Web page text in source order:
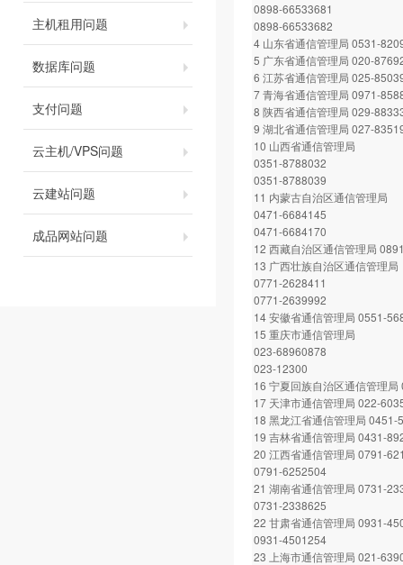
主机租用问题
数据库问题
支付问题
云主机/VPS问题
云建站问题
成品网站问题
0898-66533681
0898-66533682
4 山东省通信管理局 0531-
5 广东省通信管理局 020-
6 江苏省通信管理局 025-
7 青海省通信管理局 0971-
8 陕西省通信管理局 029-
9 湖北省通信管理局 027-
10 山西省通信管理局
0351-8788032
0351-8788039
11 内蒙古自治区通信管理局
0471-6684145
0471-6684170
12 西藏自治区通信管理局
13 广西壮族自治区通信管理局
0771-2628411
0771-2639992
14 安徽省通信管理局 0551-
15 重庆市通信管理局
023-68960878
023-12300
16 宁夏回族自治区通信管理
17 天津市通信管理局 022-
18 黑龙江省通信管理局 0451-
19 吉林省通信管理局 0431-
20 江西省通信管理局 0791-
0791-6252504
21 湖南省通信管理局 0731-
0731-2338625
22 甘肃省通信管理局 0931-
0931-4501254
23 上海市通信管理局 021-